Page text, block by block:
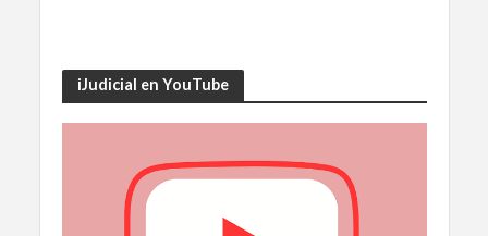
iJudicial en YouTube